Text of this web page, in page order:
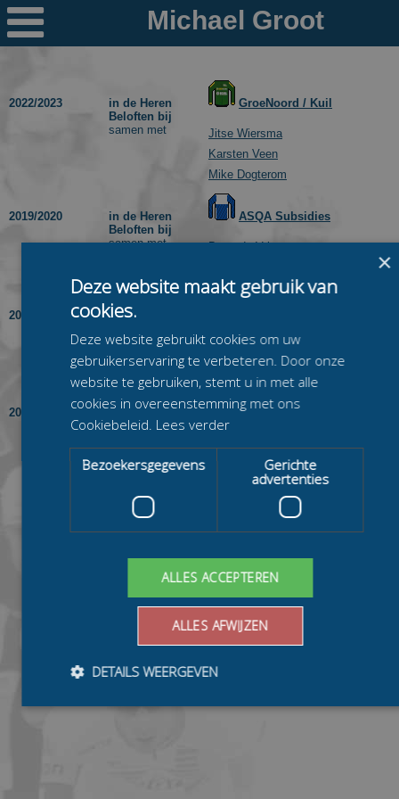

Nieuws
2022/2023
in de Heren
Beloften bij
GroeNoord / Kuil
samen met
Jitse Wiersma
Karsten Veen
Mike Dogterom
2019/2020
in de Heren
Beloften bij
ASQA Subsidies
samen met
Barry de Vries
Karsten Veen
2018/2019
in de Heren
samen met
Bouwe Kuin
Coen Stellinga
Jochem Kerssies
2017/2018
in de Heren
Beloften bij
ITBB/Tjas
Floran Bathoorn
Guido van Gelder
×
Deze website maakt gebruik van
cookies.
Deze website gebruikt cookies om uw
gebruikerservaring te verbeteren. Door onze
website te gebruiken, stemt u in met alle
cookies in overeenstemming met ons
Cookiebeleid. Lees verder
Bezoekersgegevens
Gerichte
advertenties
ALLES ACCEPTEREN
ALLES AFWIJZEN
DETAILS WEERGEVEN